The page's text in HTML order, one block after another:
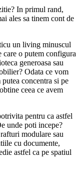
In primul rand,
ales sa tinem cont de
un living minuscul
care o putem configura
generoasa sau
Odata ce vom
concentra si pe
ceea ce avem
pentru ca astfel
unde poti incepe?
modulare sau
cu documente,
astfel ca pe spatiul